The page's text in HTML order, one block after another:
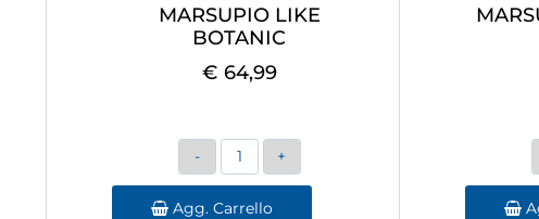
MARSUPIO LIKE
BOTANIC
€ 64,99
Quantità
Agg. Carrello